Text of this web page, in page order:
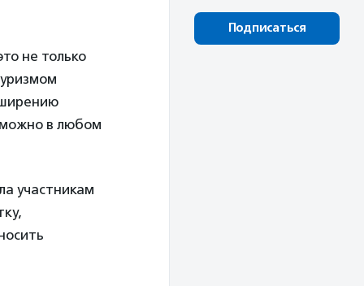
не только
можно в любом
участникам
Подписаться